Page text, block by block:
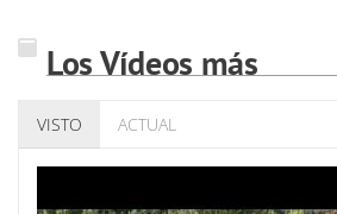
Los Vídeos más
VISTO ACTUAL